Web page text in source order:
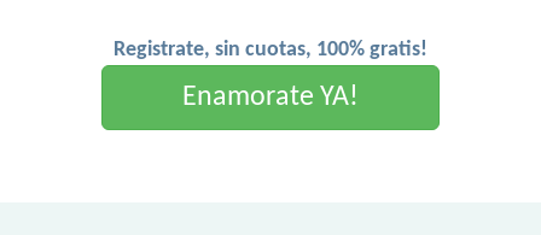
Registrate, sin cuotas, 100% gratis!
Enamorate YA!